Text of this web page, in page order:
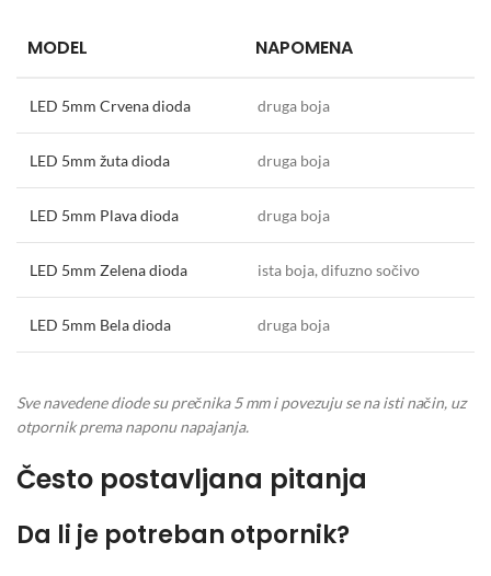
MODEL NAPOMENA
LED 5mm Crvena dioda druga boja
LED 5mm žuta dioda druga boja
LED 5mm Plava dioda druga boja
LED 5mm Zelena dioda ista boja, difuzno sočivo
LED 5mm Bela dioda druga boja
Sve navedene diode su prečnika 5 mm i povezuju se na isti način, uz
otpornik prema naponu napajanja.
Često postavljana pitanja
Da li je potreban otpornik?